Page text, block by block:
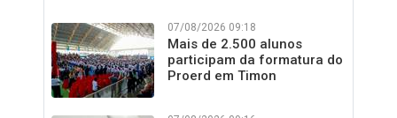
07/08/2026 09:18
Mais de 2.500 alunos
participam da formatura do
Proerd em Timon